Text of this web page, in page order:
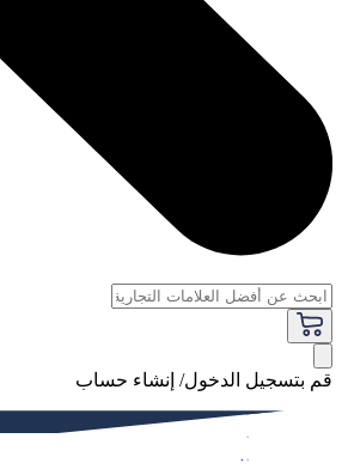
قم بتسجيل الدخول/ إنشاء حساب
فاخر
النساء
الرجال